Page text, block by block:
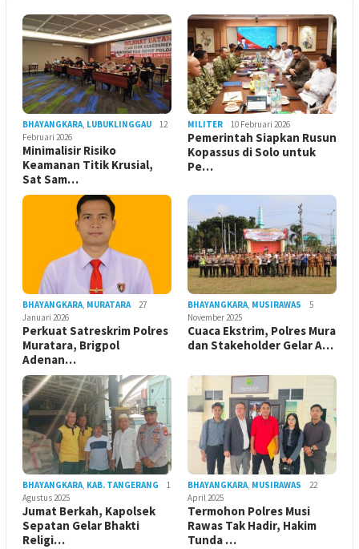
BHAYANGKARA, LUBUKLINGGAU
12
Februari 2026
Minimalisir Risiko
Keamanan Titik Krusial,
Sat Sam…
MILITER 10 Februari 2026
Pemerintah Siapkan Rusun
Kopassus di Solo untuk
Pe…
BHAYANGKARA, MURATARA
27
Januari 2026
Perkuat Satreskrim Polres
Muratara, Brigpol
Adenan…
BHAYANGKARA, MUSIRAWAS
5
November 2025
Cuaca Ekstrim, Polres Mura
dan Stakeholder Gelar A…
BHAYANGKARA, KAB. TANGERANG
1
Agustus 2025
Jumat Berkah, Kapolsek
Sepatan Gelar Bhakti
Religi…
BHAYANGKARA, MUSIRAWAS
22
April 2025
Termohon Polres Musi
Rawas Tak Hadir, Hakim
Tunda …